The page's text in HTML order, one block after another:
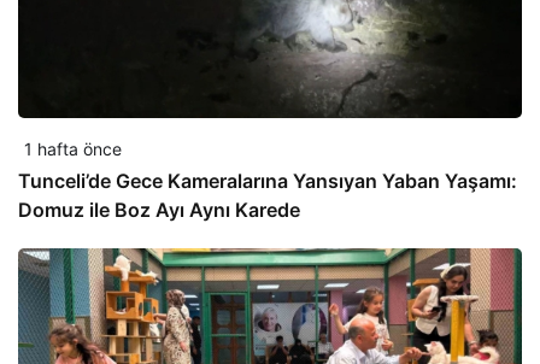
1 hafta önce
Tunceli’de Gece Kameralarına Yansıyan Yaban Yaşamı:
Domuz ile Boz Ayı Aynı Karede